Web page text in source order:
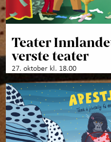
Teater
verste teater
27. oktober kl. 18.00